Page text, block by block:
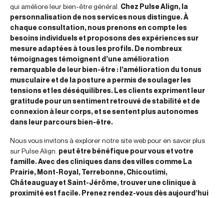
qui améliore leur bien-être général. Chez Pulse Align, la
personnalisation de nos services nous distingue. À
chaque consultation, nous prenons en compte les
besoins individuels et proposons des expériences sur
mesure adaptées à tous les profils. De nombreux
témoignages témoignent d’une amélioration
remarquable de leur bien-être : l’amélioration du tonus
musculaire et de la posture a permis de soulager les
tensions et les déséquilibres. Les clients expriment leur
gratitude pour un sentiment retrouvé de stabilité et de
connexion à leur corps, et se sentent plus autonomes
dans leur parcours bien-être.
Nous vous invitons à explorer notre site web pour en savoir plus
sur Pulse Align. peut être bénéfique pour vous et votre
famille. Avec des cliniques dans des villes comme La
Prairie, Mont-Royal, Terrebonne, Chicoutimi,
Châteauguay et Saint-Jérôme, trouver une clinique à
proximité est facile. Prenez rendez-vous dès aujourd’hui